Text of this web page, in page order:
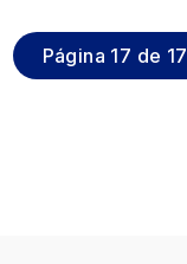
Página 17 de 17